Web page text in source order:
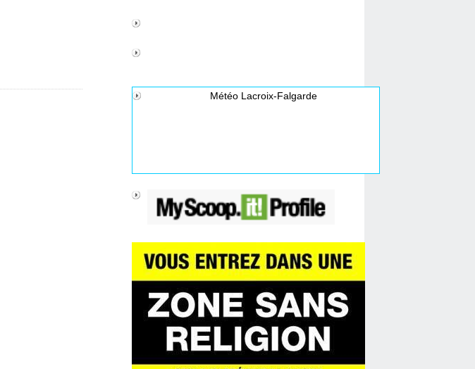
Météo Lacroix-Falgarde